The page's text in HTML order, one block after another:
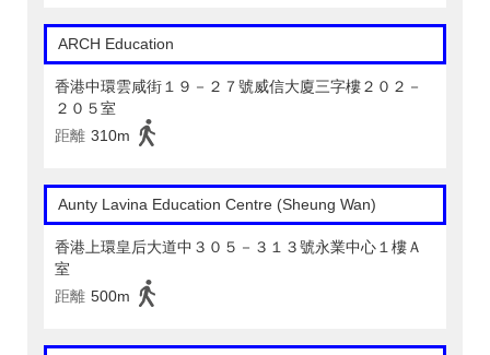
ARCH Education
香港中環雲咸街１９－２７號威信大廈三字樓２０２－
２０５室
距離 310m
Aunty Lavina Education Centre (Sheung Wan)
香港上環皇后大道中３０５－３１３號永業中心１樓Ａ
室
距離 500m